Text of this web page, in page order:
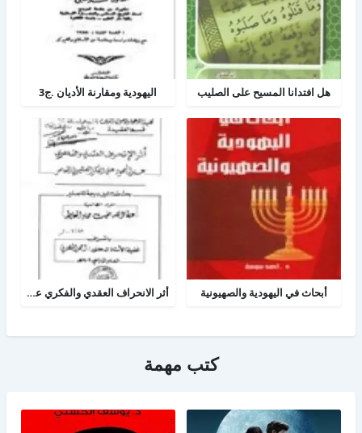
هل افتدانا المسيح على الصليب اليهودية ومقارنة الأديان .ج3
أبحاث في اليهودية والصهيونية أثر الانحراف العقدي والفكري عند اليهود على الفكر الصهيوني المعاصر
كتب مهمة